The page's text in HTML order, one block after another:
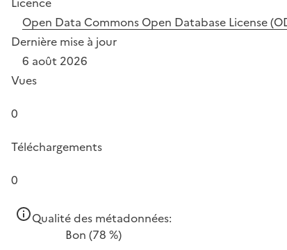
Open Data Commons Open Database License
Dernière mise à jour
6 août 2026
Vues
0
Téléchargements
0
Qualité des métadonnées:
Bon (78 %)